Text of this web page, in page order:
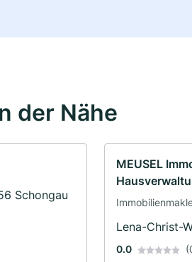
der Nähe
Schongau
MEUSEL
Lena-Christ-
0.0